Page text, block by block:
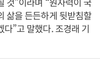
삶을 든든하게 뒷받침할
”고 말했다. 조경래 기